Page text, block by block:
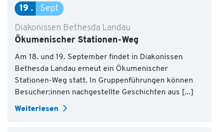
19 Sept
Diakonissen Bethesda Landau
Ökumenischer Stationen-Weg
Am 18. und 19. September findet in Diakonissen
Bethesda Landau erneut ein Ökumenischer
Stationen-Weg statt. In Gruppenführungen können
Besucher:innen nachgestellte Geschichten aus [...]
Weiterlesen